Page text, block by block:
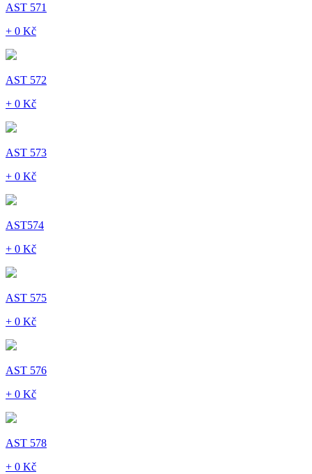
AST 571
+ 0 Kč
AST 572
+ 0 Kč
AST 573
+ 0 Kč
AST574
+ 0 Kč
AST 575
+ 0 Kč
AST 576
+ 0 Kč
AST 578
+ 0 Kč